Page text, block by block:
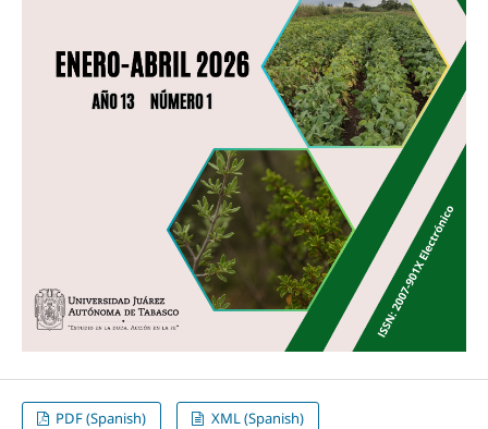
PDF (Spanish) XML (Spanish)